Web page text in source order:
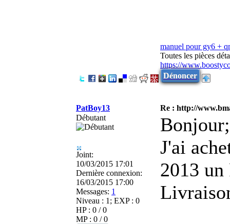
manuel pour gy6 +
Toutes les pièces
https://
Dénoncer
PatBoy13
Re : http://
Débutant
Joint:
10/03/2015 17:01
Dernière connexion:
16/03/2015 17:00
Messages: 1
Niveau : 1; EXP : 0
HP : 0 / 0
MP : 0 / 0
Bonjour;
J'ai
2013